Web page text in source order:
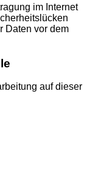
im Internet
Daten vor dem
auf dieser